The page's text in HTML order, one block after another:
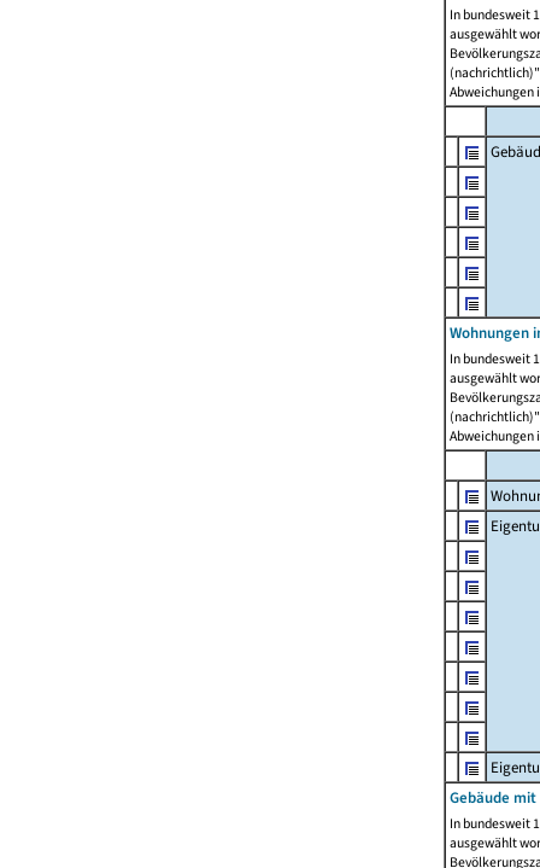
In bundesweit
ausgewählt
Abweichungen
Wohnungen
In bundesweit
ausgewählt
Abweichungen
Gebäude
In bundesweit
ausgewählt